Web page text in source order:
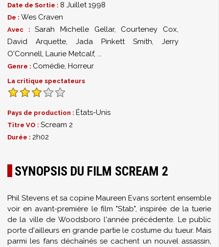
Date de Sortie : 8 Juillet 1998
De : Wes Craven
Avec :Sarah Michelle Gellar, Courteney Cox,
David Arquette, Jada Pinkett Smith, Jerry
O'Connell, Laurie Metcalf, ...
Genre : Comédie, Horreur
La critique spectateurs
Pays de production : États-Unis
Titre VO : Scream 2
Durée : 2h02
SYNOPSIS DU FILM SCREAM 2
Phil Stevens et sa copine Maureen Evans sortent ensemble
voir en avant-première le film "Stab", inspirée de la tuerie
de la ville de Woodsboro l'année précédente. Le public
porte d'ailleurs en grande partie le costume du tueur. Mais
parmi les fans déchaînés se cachent un nouvel assassin,